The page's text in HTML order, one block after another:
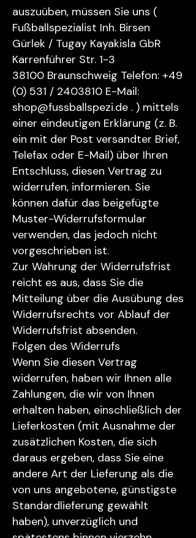
auszuüben, müssen Sie uns (
Fußballspezialist Inh. Birsen
Gürlek / Tugay Kayakisla GbR
Karrenführer Str. 1-3
38100 Braunschweig Telefon: +49
(0) 531 / 2403810 E-Mail:
shop@fussballspezi.de . ) mittels
einer eindeutigen Erklärung (z. B.
ein mit der Post versandter Brief,
Telefax oder E-Mail) über Ihren
Entschluss, diesen Vertrag zu
widerrufen, informieren. Sie
können dafür das beigefügte
Muster-Widerrufsformular
verwenden, das jedoch nicht
vorgeschrieben ist.
Zur Wahrung der Widerrufsfrist
reicht es aus, dass Sie die
Mitteilung über die Ausübung des
Widerrufsrechts vor Ablauf der
Widerrufsfrist absenden.
Folgen des Widerrufs
Wenn Sie diesen Vertrag
widerrufen, haben wir Ihnen alle
Zahlungen, die wir von Ihnen
erhalten haben, einschließlich der
Lieferkosten (mit Ausnahme der
zusätzlichen Kosten, die sich
daraus ergeben, dass Sie eine
andere Art der Lieferung als die
von uns angebotene, günstigste
Standardlieferung gewählt
haben), unverzüglich und